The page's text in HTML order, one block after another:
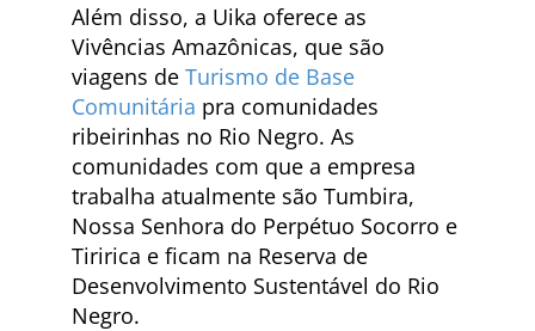
Além disso, a Uika oferece as
Vivências Amazônicas, que são
viagens de Turismo de Base
Comunitária pra comunidades
ribeirinhas no Rio Negro. As
comunidades com que a empresa
trabalha atualmente são Tumbira,
Nossa Senhora do Perpétuo Socorro e
Tiririca e ficam na Reserva de
Desenvolvimento Sustentável do Rio
Negro.